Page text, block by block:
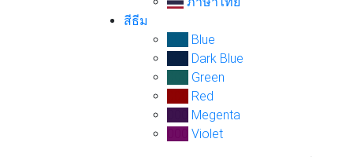
สีธีม
Blue
Dark Blue
Green
Red
Megenta
Violet